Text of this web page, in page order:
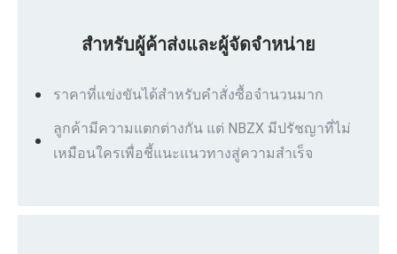
สำหรับผู้ค้าส่งและผู้จัดจำหน่าย
ราคาที่แข่งขันได้สำหรับคำสั่งซื้อจำนวนมาก
ลูกค้ามีความแตกต่างกัน แต่ NBZX มีปรัชญาที่ไม่
เหมือนใครเพื่อชี้แนะแนวทางสู่ความสำเร็จ